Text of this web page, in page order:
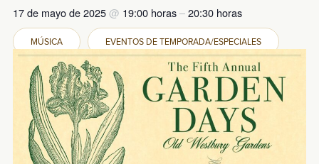
17 de mayo de 2025@ 19:00 horas–20:30 horas
MÚSICA EVENTOS DE TEMPORADA/ESPECIALES